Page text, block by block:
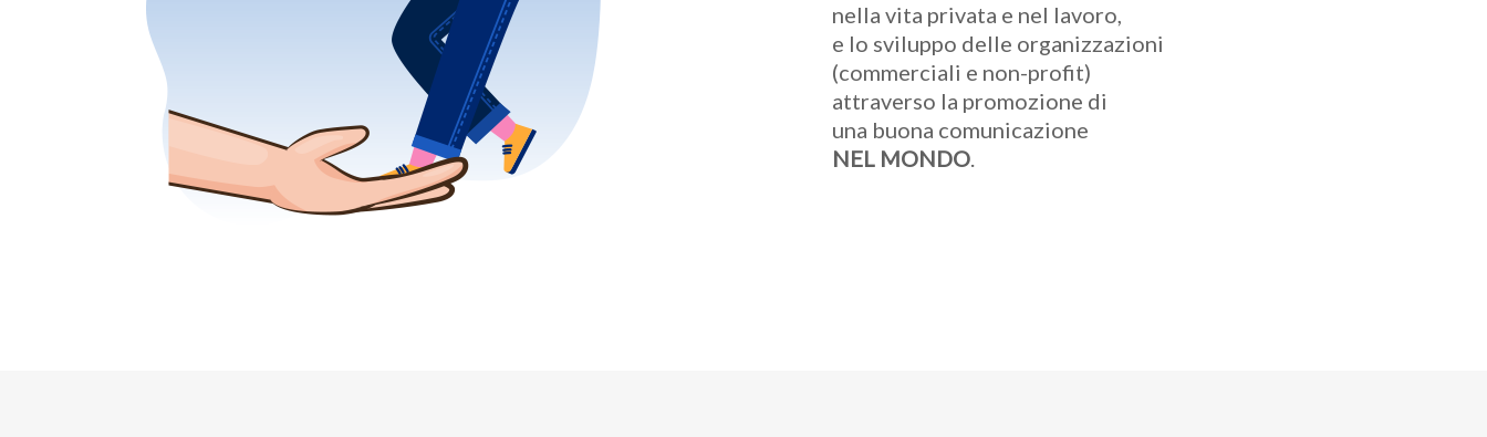
nella vita privata e nel lavoro,
e lo sviluppo delle organizzazioni
(commerciali e non-profit)
attraverso la promozione di
una buona comunicazione
NEL MONDO.